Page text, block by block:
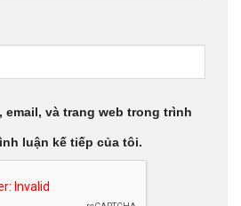
email, và trang web trong trình
luận kế tiếp của tôi.